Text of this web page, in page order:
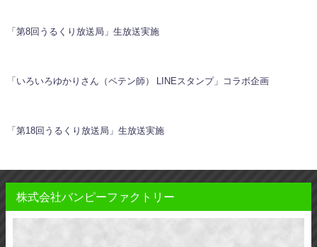
「第8回うるくり放送局」生放送実施
「いろいろゆかりさん（ペテン師） LINEスタンプ」コラボ企画
「第18回うるくり放送局」生放送実施
株式会社バンピーファクトリー